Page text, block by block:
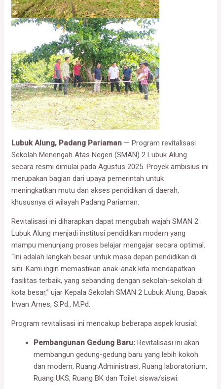
Lubuk Alung, Padang Pariaman — Program revitalisasi
Sekolah Menengah Atas Negeri (SMAN) 2 Lubuk Alung
secara resmi dimulai pada Agustus 2025. Proyek ambisius ini
merupakan bagian dari upaya pemerintah untuk
meningkatkan mutu dan akses pendidikan di daerah,
khususnya di wilayah Padang Pariaman.
Revitalisasi ini diharapkan dapat mengubah wajah SMAN 2
Lubuk Alung menjadi institusi pendidikan modern yang
mampu menunjang proses belajar mengajar secara optimal.
“Ini adalah langkah besar untuk masa depan pendidikan di
sini. Kami ingin memastikan anak-anak kita mendapatkan
fasilitas terbaik, yang sebanding dengan sekolah-sekolah di
kota besar,” ujar Kepala Sekolah SMAN 2 Lubuk Alung, Bapak
Irwan Arnes, S.Pd., M.Pd.
Program revitalisasi ini mencakup beberapa aspek krusial:
Pembangunan Gedung Baru: Revitalisasi ini akan
membangun gedung-gedung baru yang lebih kokoh
dan modern, Ruang Administrasi, Ruang laboratorium,
Ruang UKS, Ruang BK dan Toilet siswa/siswi.